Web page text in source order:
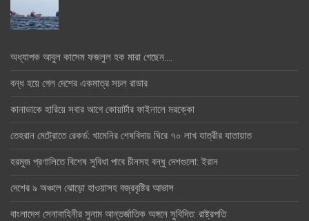
অধ্যাপক আবুল কাসেম ফজলুল হক মারা গেছেন….
বন্ধ হয়ে গেল দেশের একমাত্র সচল রাডার
কানাডাকে হারিয়ে সবার আগে কোয়ার্টার ফাইনালে মরক্কো
তেহরান মেট্রোতে রেকর্ড: খামেনির শেষবিদায় ঘিরে ৭০ লাখ যাত্রীর যাতায়াত
হরমুজ প্রণালিতে বিশেষ সুবিধা পাবে চীনসহ বন্ধু দেশগুলো: ইরান
দেশের ৯ অঞ্চলে ঝোড়ো হাওয়াসহ বজ্রবৃষ্টির আভাস
বাংলাদেশ সেনাবাহিনীর সুনাম আন্তর্জাতিক অঙ্গনে সুবিদিত: রাষ্ট্রপতি